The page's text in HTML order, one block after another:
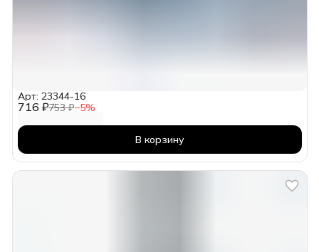
716 ₽753 ₽−5%
Арт: 23344-16
В корзину